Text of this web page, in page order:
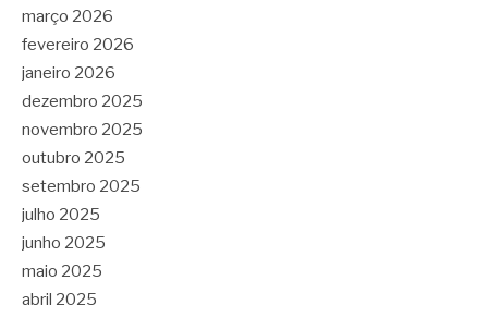
março 2026
fevereiro 2026
janeiro 2026
dezembro 2025
novembro 2025
outubro 2025
setembro 2025
julho 2025
junho 2025
maio 2025
abril 2025